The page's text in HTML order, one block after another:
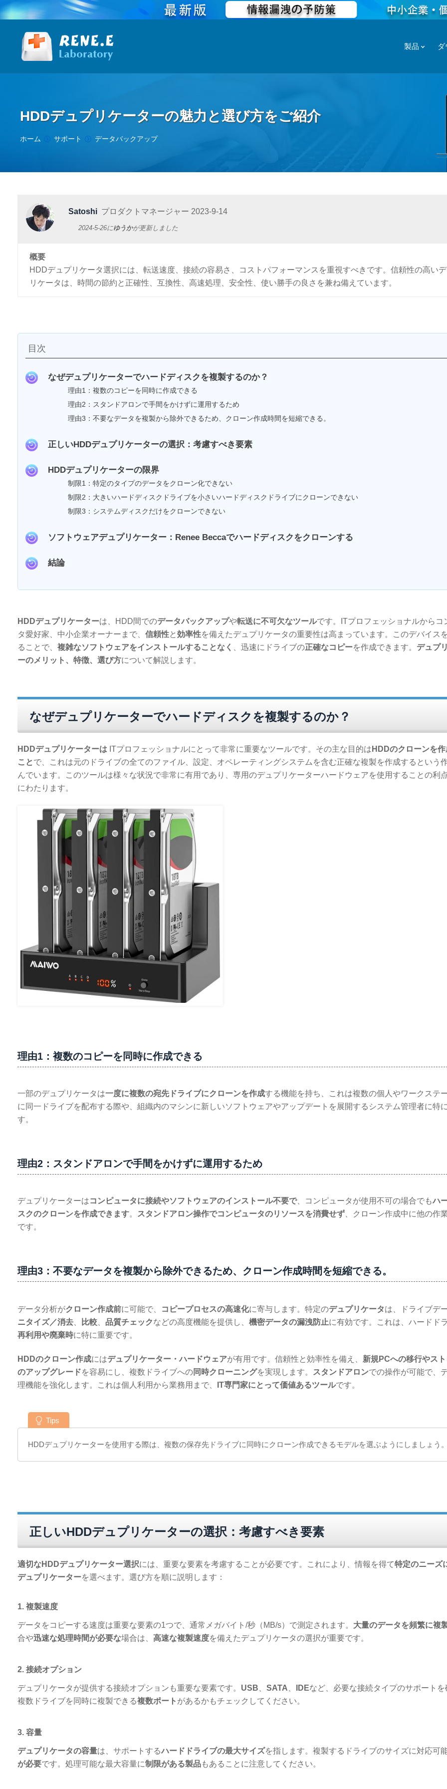
製品
HDDデュプリケーターの魅力と選び方をご紹介
You are here:
ホーム サポート データバックアップ
Satoshi プロダクトマネージャー 2023-9-14
2024-5-26にゆうかが更新しました
概要
HDDデュプリケータ選択には、転送速度、接続の容易さ、コストパフォーマンスを重視すべきです。信頼性の高い
リケータは、時間の節約と正確性、互換性、高速処理、安全性、使い勝手の良さを兼ね備えています。
目次
なぜデュプリケーターでハードディスクを複製するのか？
理由1：複数のコピーを同時に作成できる
理由2：スタンドアロンで手間をかけずに運用するため
理由3：不要なデータを複製から除外できるため、クローン作成時間を短縮できる。
正しいHDDデュプリケーターの選択：考慮すべき要素
HDDデュプリケーターの限界
制限1：特定のタイプのデータをクローン化できない
制限2：大きいハードディスクドライブを小さいハードディスクドライブにクローンできない
制限3：システムディスクだけをクローンできない
ソフトウェアデュプリケーター：Renee Beccaでハードディスクをクローンする
結論
HDDデュプリケーターは、HDD間でのデータバックアップや転送に不可欠なツールです。ITプロフェッショナルからコ
タ愛好家、中小企業オーナーまで、 信頼性と効率性を備えたデュプリケータの重要性は高まっています。このデバイス
ることで、 複雑なソフトウェアをインストールすることなく 、迅速にドライブの正確なコピーを作成できます。 デュプ
ーのメリット、特徴、選び方について解説します。
なぜデュプリケーターでハードディスクを複製するのか？
HDDデュプリケーターは ITプロフェッショナルにとって非常に重要なツールです。その主な目的は HDDのクローンを
ことで、これは元のドライブの全てのファイル、設定、オペレーティングシステムを含む正確な複製を作成するという
んでいます。このツールは様々な状況で非常に有用であり、専用のデュプリケーターハードウェアを使用することの利
にわたります。
理由1：複数のコピーを同時に作成できる
一部のデュプリケータは一度に複数の宛先ドライブにクローンを作成する機能を持ち、これは複数の個人やワークステ
に同一ドライブを配布する際や、組織内のマシンに新しいソフトウェアやアップデートを展開するシステム管理者に特
す。
理由2：スタンドアロンで手間をかけずに運用するため
デュプリケーターはコンピュータに接続やソフトウェアのインストール不要で、コンピュータが使用不可の場合でもハ
スクのクローンを作成できます。 スタンドアロン操作でコンピュータのリソースを消費せず 、クローン作成中に他の作
です。
理由3：不要なデータを複製から除外できるため、クローン作成時間を短縮できる。
データ分析がクローン作成前に可能で、 コピープロセスの高速化に寄与します。特定のデュプリケータは、ドライブデ
ニタイズ／消去
比較 品質チェックなどの高度機能を提供し、 機密データの漏洩防止に有効です。これは、ハードド
再利用や廃棄時に特に重要です。
HDDのクローン作成にはデュプリケーター・ハードウェアが有用です。信頼性と効率性を備え、 新規PCへの移行やス
のアップグレードを容易にし、複数ドライブへの同時クローニングを実現します。 スタンドアロンでの操作が可能で、
理機能を強化します。これは個人利用から業務用まで、
IT専門家にとって価値あるツールです。
Tips
HDDデュプリケーターを使用する際は、複数の保存先ドライブに同時にクローン作成できるモデルを選ぶようにしましょう。
正しいHDDデュプリケーターの選択：考慮すべき要素
適切なHDDデュプリケーター選択には、重要な要素を考慮することが必要です。これにより、情報を得て特定のニーズ
デュプリケーターを選べます。選び方を順に説明します：
1. 複製速度
データをコピーする速度は重要な要素の1つで、通常メガバイト/秒（MB/s）で測定されます。 大量のデータを頻繁に複
合や迅速な処理時間が必要な場合は、 高速な複製速度を備えたデュプリケータの選択が重要です。
2. 接続オプション
デュプリケータが提供する接続オプションも重要な要素です。 USB SATA IDEなど、必要な接続タイプのサポートを
複数ドライブを同時に複製できる複数ポート があるかもチェックしてください。
3. 容量
デュプリケータの容量は、サポートするハードドライブの最大サイズを指します。複製するドライブのサイズに対応可
が必要です。処理可能な最大容量に制限がある製品もあることに注意してください。